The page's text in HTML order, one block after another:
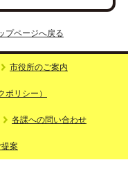
プページへ戻る
市役所のご案内
ポリシー）
各課への問い合わせ
案